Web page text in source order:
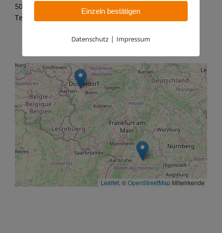
50126 Bergheim – Paffendorf
Tel.: 02271 7 59 21 11
Leaflet , ©OpenStreetMap Mitwirkende
Einzeln bestätigen
Datenschutz | Impressum